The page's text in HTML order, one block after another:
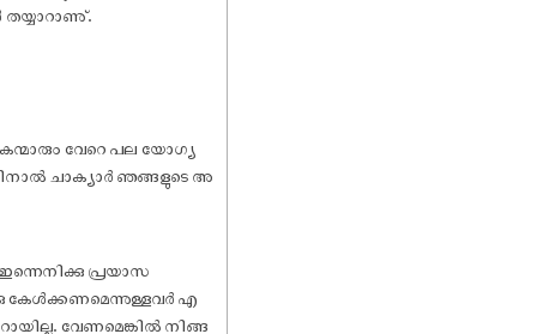
വേറെ പല യോഗ്യ
ചാക്യാർ ഞങ്ങളുടെ അ
പ്രയാസ
കേൾക്കണമെന്നുള്ളവർ എ
വേണമെങ്കിൽ നിങ്ങ